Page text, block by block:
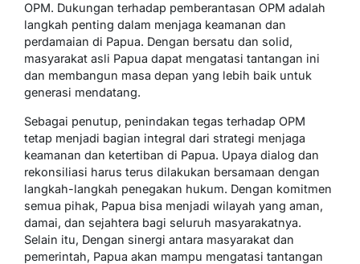
OPM. Dukungan terhadap pemberantasan OPM adalah
langkah penting dalam menjaga keamanan dan
perdamaian di Papua. Dengan bersatu dan solid,
masyarakat asli Papua dapat mengatasi tantangan ini
dan membangun masa depan yang lebih baik untuk
generasi mendatang.
Sebagai penutup, penindakan tegas terhadap OPM
tetap menjadi bagian integral dari strategi menjaga
keamanan dan ketertiban di Papua. Upaya dialog dan
rekonsiliasi harus terus dilakukan bersamaan dengan
langkah-langkah penegakan hukum. Dengan komitmen
semua pihak, Papua bisa menjadi wilayah yang aman,
damai, dan sejahtera bagi seluruh masyarakatnya.
Selain itu, Dengan sinergi antara masyarakat dan
pemerintah, Papua akan mampu mengatasi tantangan